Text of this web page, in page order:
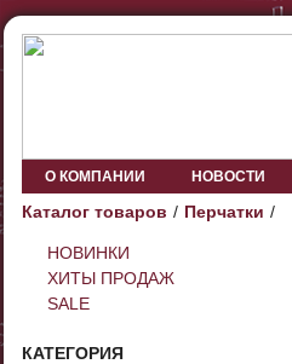
О КОМПАНИИ НОВОСТИ
Каталог товаров Перчатки
НОВИНКИ
ХИТЫ ПРОДАЖ
SALE
КАТЕГОРИЯ